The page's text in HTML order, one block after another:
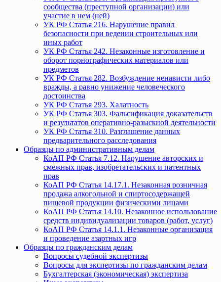
сообщества (преступной организации) или
участие в нем (ней)
УК РФ Статья 216. Нарушение правил
безопасности при ведении строительных или
иных работ
УК РФ Статья 242. Незаконные изготовление и
оборот порнографических материалов или
предметов
УК РФ Статья 282. Возбуждение ненависти либо
вражды, а равно унижение человеческого
достоинства
УК РФ Статья 293. Халатность
УК РФ Статья 303. Фальсификация доказательств
и результатов оперативно-разыскной деятельности
УК РФ Статья 310. Разглашение данных
предварительного расследования
Образцы по административным делам
КоАП РФ Статья 7.12. Нарушение авторских и
смежных прав, изобретательских и патентных
прав
КоАП РФ Статья 14.17.1. Незаконная розничная
продажа алкогольной и спиртосодержащей
пищевой продукции физическими лицами
КоАП РФ Статья 14.10. Незаконное использование
средств индивидуализации товаров (работ, услуг)
КоАП РФ Статья 14.1.1. Незаконные организация
и проведение азартных игр
Образцы по гражданским делам
Вопросы судебной экспертизы
Вопросы для экспертизы по гражданским делам
Бухгалтерская (экономическая) экспертиза